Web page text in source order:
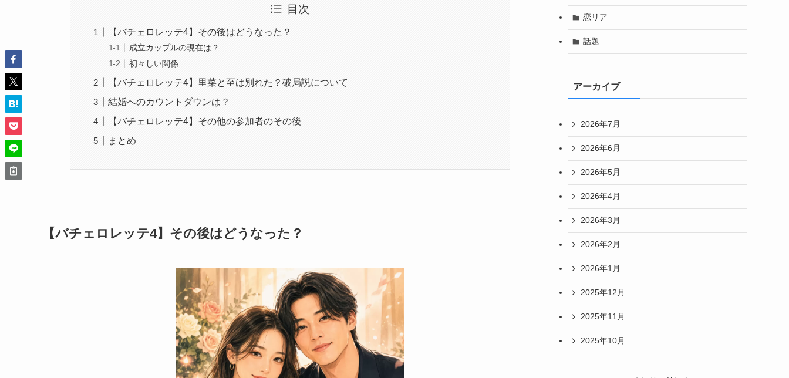
目次
【バチェロレッテ4】その後はどうなった？
成立カップルの現在は？
初々しい関係
【バチェロレッテ4】里菜と至は別れた？破局説について
結婚へのカウントダウンは？
【バチェロレッテ4】その他の参加者のその後
まとめ
【バチェロレッテ4】その後はどうなった？
恋リア
話題
アーカイブ
2026年7月
2026年6月
2026年5月
2026年4月
2026年3月
2026年2月
2026年1月
2025年12月
2025年11月
2025年10月